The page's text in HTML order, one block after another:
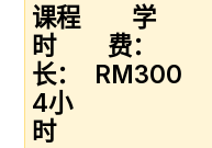
课程
时
长：
4小
时
学
费：
RM300